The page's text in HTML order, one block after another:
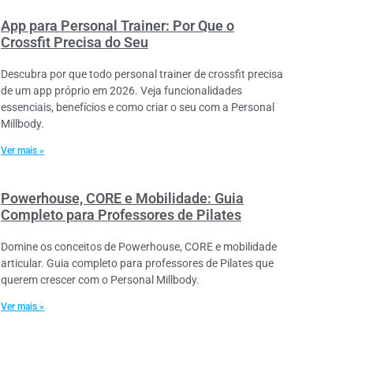
App para Personal Trainer: Por Que o
Crossfit Precisa do Seu
Descubra por que todo personal trainer de crossfit precisa
de um app próprio em 2026. Veja funcionalidades
essenciais, benefícios e como criar o seu com a Personal
Millbody.
Ver mais »
Powerhouse, CORE e Mobilidade: Guia
Completo para Professores de Pilates
Domine os conceitos de Powerhouse, CORE e mobilidade
articular. Guia completo para professores de Pilates que
querem crescer com o Personal Millbody.
Ver mais »